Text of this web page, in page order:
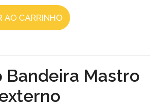
AO CARRINHO
Bandeira Mastro